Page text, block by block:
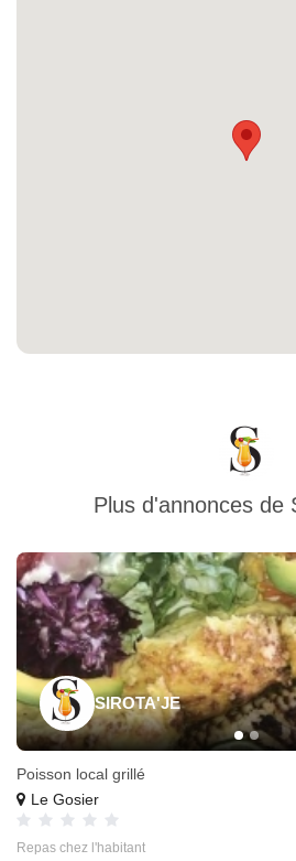
Plus d'annonces de
SIROTA'JE
Poisson local grillé
Le Gosier
Repas chez l'habitant